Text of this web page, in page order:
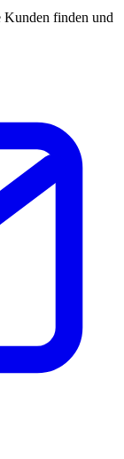
Kunden finden und